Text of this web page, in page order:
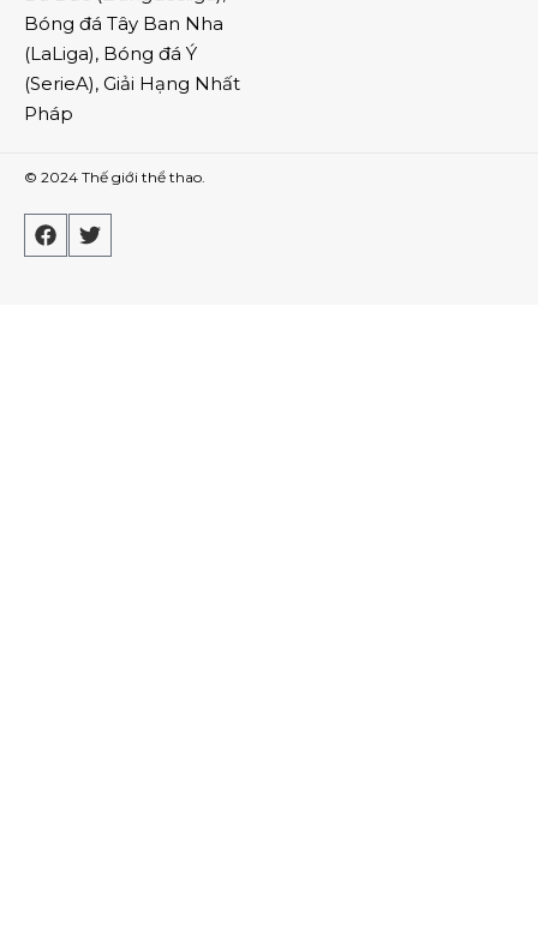
Bóng đá Tây Ban Nha
(LaLiga), Bóng đá Ý
(SerieA), Giải Hạng Nhất
Pháp
© 2024 Thế giới thể thao.